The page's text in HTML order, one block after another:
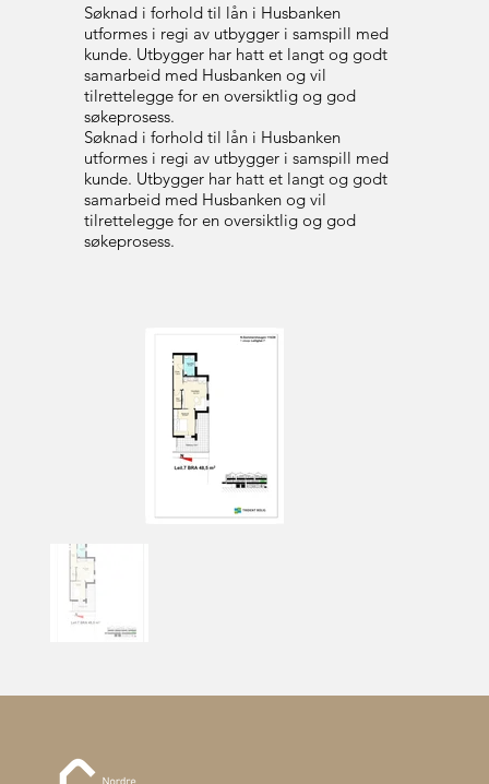
Søknad i forhold til lån i Husbanken
utformes i regi av utbygger i samspill med
kunde. Utbygger har hatt et langt og godt
samarbeid med Husbanken og vil
tilrettelegge for en oversiktlig og god
søkeprosess.
Søknad i forhold til lån i Husbanken
utformes i regi av utbygger i samspill med
kunde. Utbygger har hatt et langt og godt
samarbeid med Husbanken og vil
tilrettelegge for en oversiktlig og god
søkeprosess.